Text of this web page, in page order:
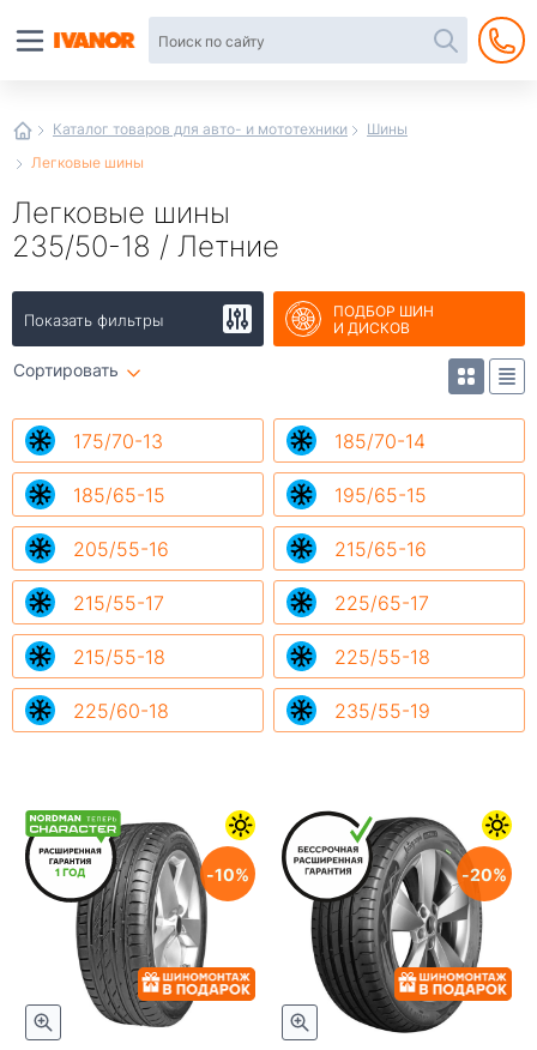
Каталог товаров для авто- и мототехники
Шины
Легковые шины
Легковые шины
235/50-18 / Летние
Показать фильтры
ПОДБОР ШИН
И ДИСКОВ
Сортировать
175/70-13 185/70-14
185/65-15 195/65-15
205/55-16 215/65-16
215/55-17 225/65-17
215/55-18 225/55-18
225/60-18 235/55-19
10 20
интернет-